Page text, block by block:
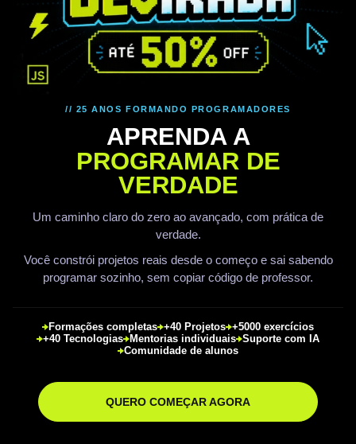
// 25 ANOS FORMANDO PROGRAMADORES
APRENDA A
PROGRAMAR DE
VERDADE
Um caminho claro do zero ao avançado, com prática de
verdade.
Você constrói projetos reais desde o começo e sai sabendo
programar sozinho, sem copiar código de professor.
Formações completas +40 Projetos +5000 exercícios
+40 Tecnologias
Mentorias individuais Suporte com IA
Comunidade de alunos
QUERO COMEÇAR AGORA